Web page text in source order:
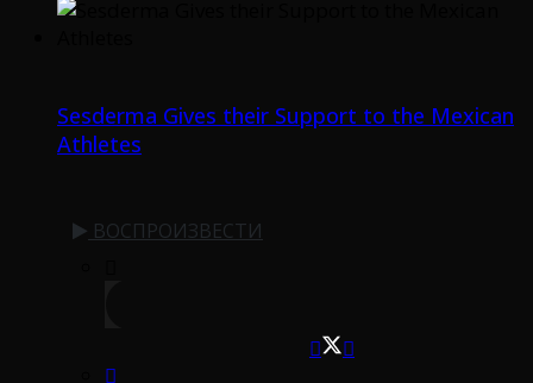
Sesderma Gives their Support to the Mexican
Athletes
ВОСПРОИЗВЕСТИ